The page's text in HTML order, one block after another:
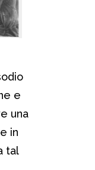
e
una
in
tal